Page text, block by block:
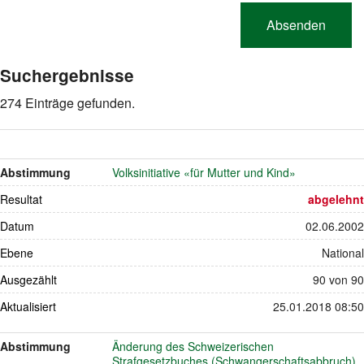
Suchergebnisse
274 Einträge gefunden.
Abstimmung
Volksinitiative «für Mutter und Kind»
Resultat
abgelehnt
Datum
02.06.2002
Ebene
National
Ausgezählt
90 von 90
Aktualisiert
25.01.2018 08:50
Abstimmung
Änderung des Schweizerischen
Strafgesetzbuches (Schwangerschaftsabbruch)